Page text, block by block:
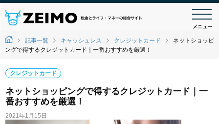
メニュー
記事一覧 キャッシュレス クレジットカード
ネットショッピ
ングで得するクレジットカード｜一番おすすめを厳選！
クレジットカード
ネットショッピングで得するクレジットカード｜一
番おすすめを厳選！
2021年1月15日